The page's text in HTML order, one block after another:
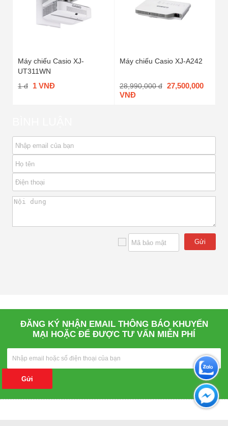
Máy chiếu Casio XJ-
UT311WN
1 đ
1 VNĐ
Máy chiếu Casio XJ-A242
28,990,000 đ 27,500,000
VNĐ
Gửi
ĐĂNG KÝ NHẬN EMAIL THÔNG BÁO KHUYẾN
MẠI HOẶC ĐỂ ĐƯỢC TƯ VẤN MIỄN PHÍ
Gửi